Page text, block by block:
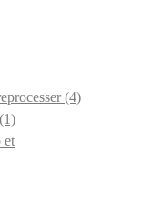
(4)
(1)
et